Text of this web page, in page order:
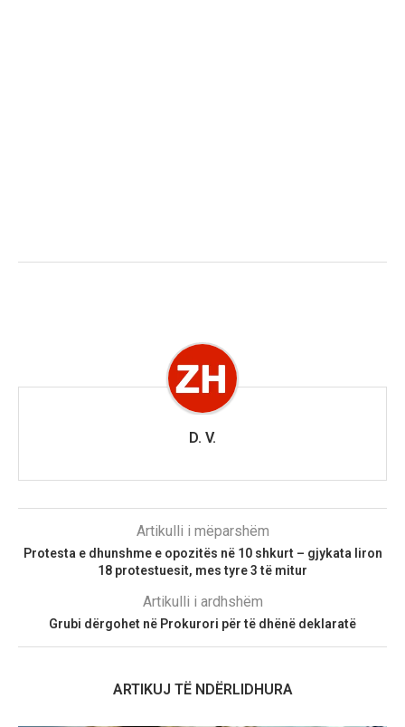
D. V.
Artikulli i mëparshëm
Protesta e dhunshme e opozitës në 10 shkurt – gjykata liron
18 protestuesit, mes tyre 3 të mitur
Artikulli i ardhshëm
Grubi dërgohet në Prokurori për të dhënë deklaratë
ARTIKUJ TË NDËRLIDHURA